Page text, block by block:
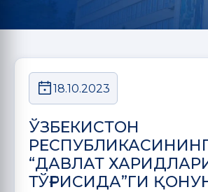
18.10.2023
ЎЗБЕКИСТОН
“ДАВЛАТ
ТЎҒРИСИДА”ГИ